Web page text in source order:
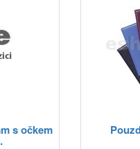
s očkem